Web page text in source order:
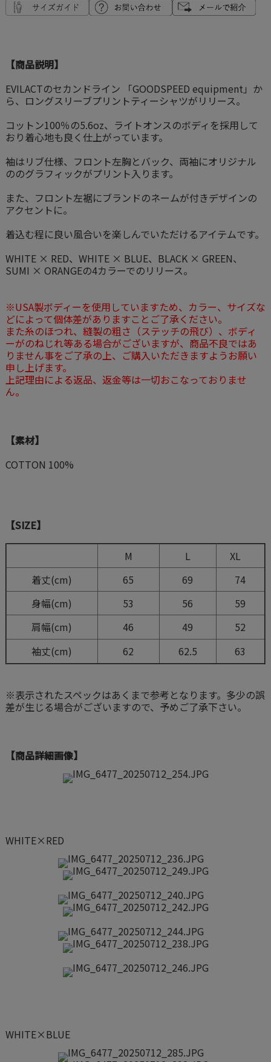
【商品説明】
EVILACTのセカンドライン 「GOODSPEED equipment」か
ら、ロングスリーブプリントティーシャツがリリース。
コットン100％の5.6oz、ライトオンスのボディを採用して
おり着心地も良く仕上がっています。
袖はリブ仕様、フロント左胸とバック、両袖にオリジナル
ののグラフィックがプリント入ります。
また、フロント左裾にブランドのネームが付きデザインの
アクセントに。
着込む程に良い風合いを楽しんでいただけるアイテムです。
WHITE × RED、WHITE × BLUE、BLACK × GREEN、
SUMI × ORANGEの4カラーでのリリース。
※USA製ボディーを使用していますため、カラー、サイズな
どによって個体差がありますことご了承ください。
また糸のほつれ、縫製の粗さ（ステッチの飛び）、ボディ
ーがのねじれ等ある場合がございますが、商品不良ではあ
りません事をご了承の上、ご購入いただきますようお願い
申し上げます。
上記理由による返品、返金等は一切おこなっておりませ
ん。
【素材】
COTTON 100%
【SIZE】
M L
XL
着丈(cm)
65 69
74
身幅(cm)
53 56
59
肩幅(cm)
46 49
52
袖丈(cm)
62 62.5 63
※表示されたスペックはあくまで参考となります。多少の誤
差が生じる場合がございますので、予めご了承下さい。
【商品詳細画像】
WHITE×RED
WHITE×BLUE